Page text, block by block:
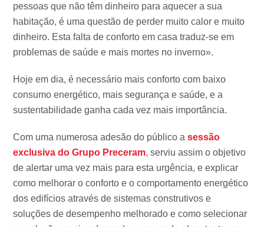
pessoas que não têm dinheiro para aquecer a sua
habitação, é uma questão de perder muito calor e muito
dinheiro. Esta falta de conforto em casa traduz-se em
problemas de saúde e mais mortes no inverno».
Hoje em dia, é necessário mais conforto com baixo
consumo energético, mais segurança e saúde, e a
sustentabilidade ganha cada vez mais importância.
Com uma numerosa adesão do público asessão
exclusiva do Grupo Preceram, serviu assim o objetivo
de alertar uma vez mais para esta urgência, e explicar
como melhorar o conforto e o comportamento energético
dos edifícios através de sistemas construtivos e
soluções de desempenho melhorado e como selecionar